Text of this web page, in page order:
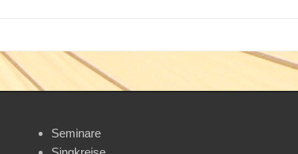
Seminare